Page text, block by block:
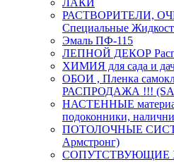
ЛАКИ
РАСТВОРИТЕЛИ,
Специальные
Эмаль ПФ-115
ЛЕПНОЙ ДЕКОР
ХИМИЯ для сада и
ОБОИ , Пленка
РАСПРОДАЖА !!!
НАСТЕННЫЕ
подоконники,
ПОТОЛОЧНЫЕ
Армстронг)
СОПУТСТВУЮЩИЕ